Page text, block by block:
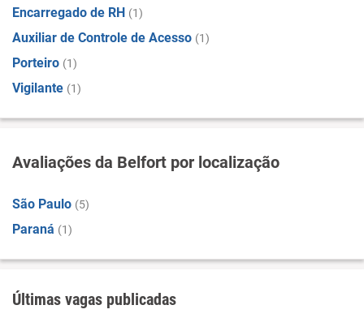
Encarregado de RH (1)
Auxiliar de Controle de Acesso (1)
Porteiro (1)
Vigilante (1)
Avaliações da Belfort por localização
São Paulo (5)
Paraná (1)
Últimas vagas publicadas